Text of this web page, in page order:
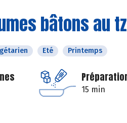
bâtons au
Eté Printemps
15 min